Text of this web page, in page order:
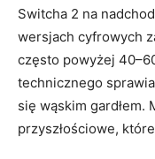
Switcha 2 na
wersjach cyfrowych
często powyżej
technicznego
się wąskim gardłem.
przyszłościowe,